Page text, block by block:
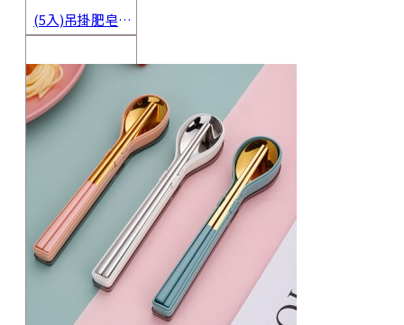
(5入)吊掛肥皂起泡網 香皂起泡袋